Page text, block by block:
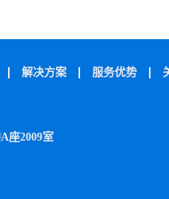
解决方案 服务优势
座2009室